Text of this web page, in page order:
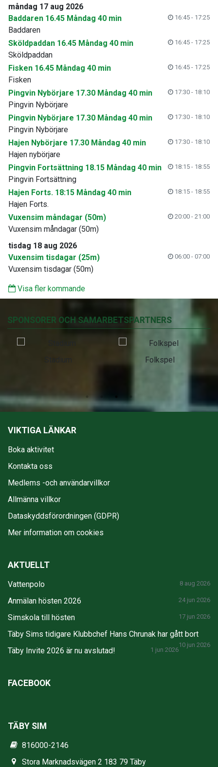
måndag 17 aug 2026
Baddaren 16.45 Måndag 40 min
16:45 - 17:25
Baddaren
Sköldpaddan 16.45 Måndag 40 min
16:45 - 17:25
Sköldpaddan
Fisken 16.45 Måndag 40 min
16:45 - 17:25
Fisken
Pingvin Nybörjare 17.30 Måndag 40 min
17:30 - 18:10
Pingvin Nybörjare
Pingvin Nybörjare 17.30 Måndag 40 min
17:30 - 18:10
Pingvin Nybörjare
Hajen Nybörjare 17.30 Måndag 40 min
17:30 - 18:10
Hajen nybörjare
Pingvin Fortsättning 18.15 Måndag 40 min
18:15 - 18:55
Pingvin Fortsättning
Hajen Forts. 18:15 Måndag 40 min
18:15 - 18:55
Hajen Forts.
Vuxensim måndagar (50m)
20:00 - 21:00
Vuxensim måndagar (50m)
tisdag 18 aug 2026
Vuxensim tisdagar (25m)
06:00 - 07:00
Vuxensim tisdagar (50m)
Visa fler kommande
SPONSORER OCH SAMARBETSPARTNERS
Folkspel
VIKTIGA LÄNKAR
Boka aktivitet
Kontakta oss
Medlems -och användarvillkor
Allmänna villkor
Dataskyddsförordningen (GDPR)
Mer information om cookies
AKTUELLT
Vattenpolo 8 aug 2026
Anmälan hösten 2026 24 jun 2026
Simskola till hösten 17 jun 2026
Täby Sims tidigare Klubbchef Hans Chrunak har gått bort
10 jun 2026
Täby Invite 2026 är nu avslutad! 1 jun 2026
FACEBOOK
TÄBY SIM
816000-2146
Stora Marknadsvägen 2 183 79 Täby